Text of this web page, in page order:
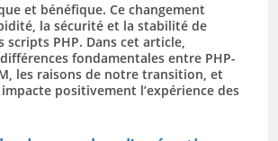
et bénéfique. Ce changement
la sécurité et la stabilité de
scripts PHP. Dans cet article,
fondamentales entre PHP-
les raisons de notre transition, et
positivement l’expérience des